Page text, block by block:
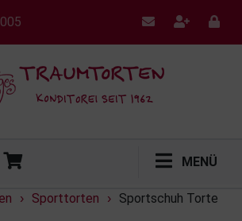
MENÜ
› Sporttorten › Sportschuh Torte